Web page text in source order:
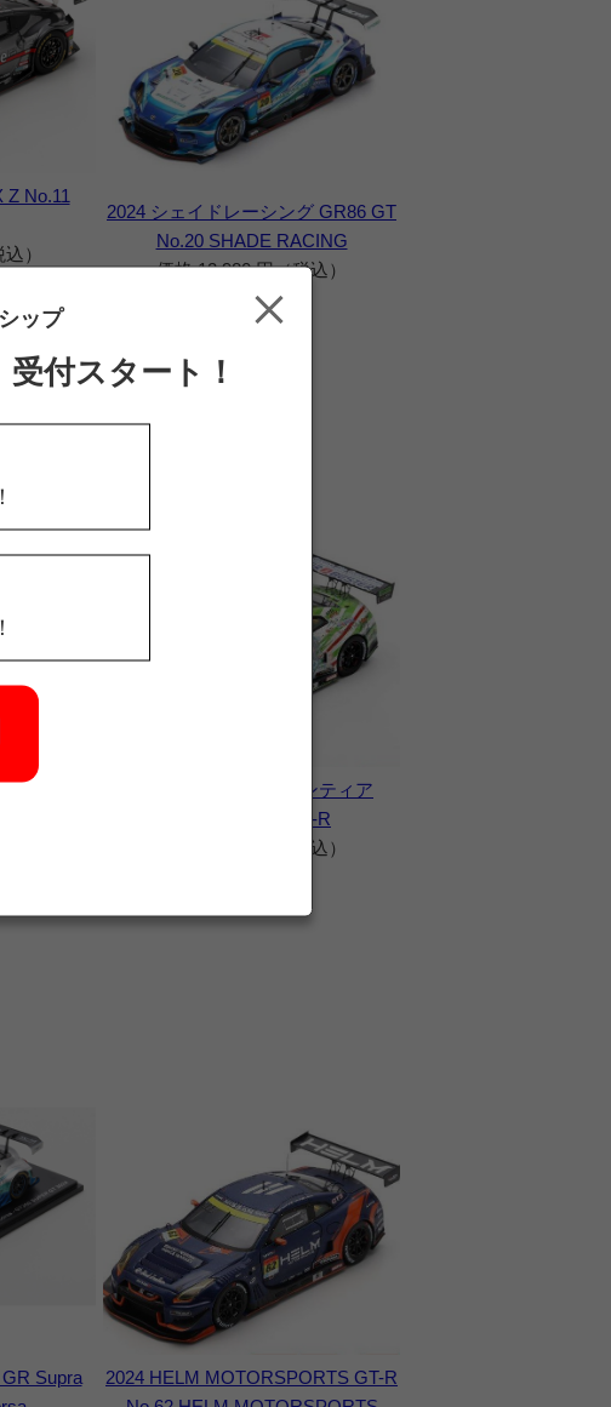
Z No.11
）
2024 シェイドレーシング GR86 GT
No.20 SHADE RACING
価格 12,980 円（税込）
）
2024 脱毛ケーズフロンティア
GO&FUN猫猫GT-R
価格 12,980 円（税込）
Supra
2024 HELM MOTORSPORTS GT-R
ップ
受付スタート！